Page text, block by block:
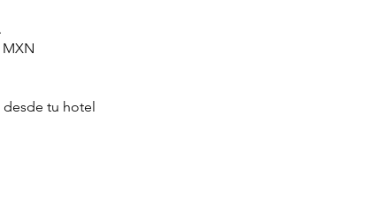
MXN
desde tu hotel